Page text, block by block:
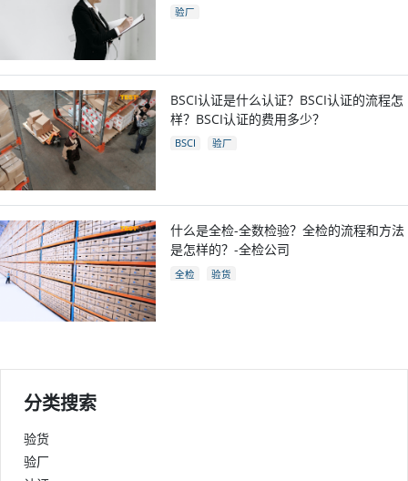
验厂
BSCI认证是什么认证？BSCI认证的流程怎
样？BSCI认证的费用多少？
BSCI 验厂
什么是全检-全数检验？全检的流程和方法
是怎样的？-全检公司
全检 验货
分类搜索
验货
验厂